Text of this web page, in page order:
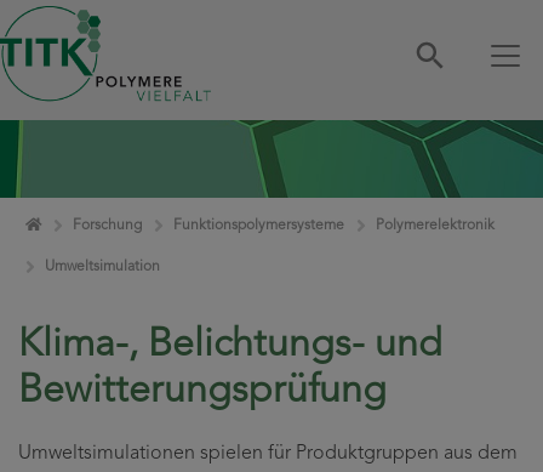
HomeForschung Funktionspolymersysteme Polymerelektronik
Umweltsimulation
Klima-, Belichtungs- und
Bewitterungsprüfung
Umweltsimulationen spielen für Produktgruppen aus dem